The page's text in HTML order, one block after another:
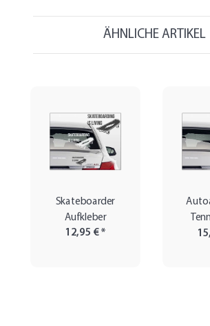
ÄHNLICHE ARTIKEL
Skateboarder
Aufkleber
12,95 €*